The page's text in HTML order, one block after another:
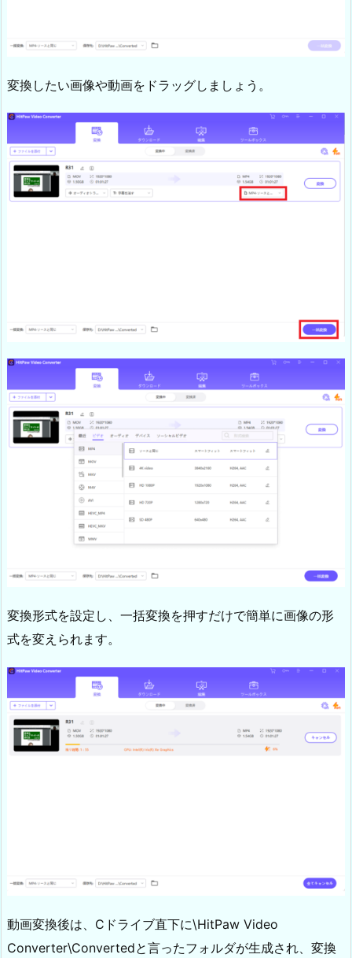
変換したい画像や動画をドラッグしましょう。
変換形式を設定し、一括変換を押すだけで簡単に画像の形
式を変えられます。
動画変換後は、Cドライブ直下に\HitPaw Video
Converter\Convertedと言ったフォルダが生成され、変換